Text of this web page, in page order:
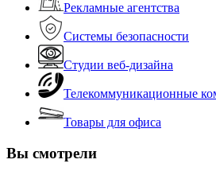
Рекламные агентства
Системы безопасности
Студии веб-дизайна
Телекоммуникационные
Товары для офиса
Вы смотрели